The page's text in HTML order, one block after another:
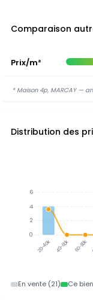
Comparaison
Prix/m²
* Maison 4p, MARCAY —
Distribution des
20-40k 40-60k 60-80k
6
4
2
0
En vente (21) Ce bien